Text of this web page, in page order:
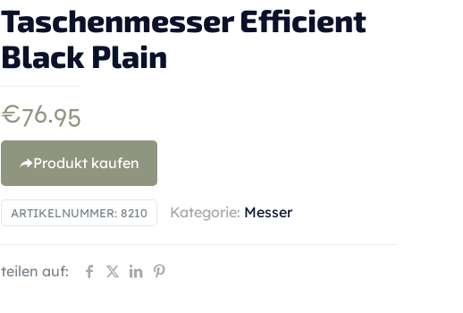
Taschenmesser Efficient
Black Plain
€76.95
Produkt kaufen
ARTIKELNUMMER: 8210 Kategorie: Messer
teilen auf: